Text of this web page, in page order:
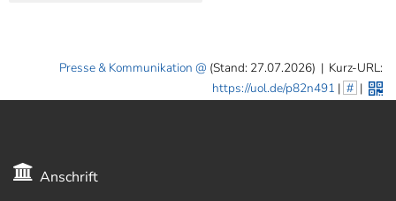
Presse & Kommunikation (Stand: 27.07.2026) | Kurz-URL:
https://uol.de/p82n491 | # |
Anschrift